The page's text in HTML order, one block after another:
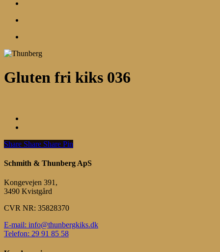
Gluten fri kiks 036
Share
Share Share Share Pin
Schmith & Thunberg ApS
Kongevejen 391,
3490 Kvistgård
CVR NR: 35828370
E-mail: info@thunbergkiks.dk
Telefon: 29 91 85 58